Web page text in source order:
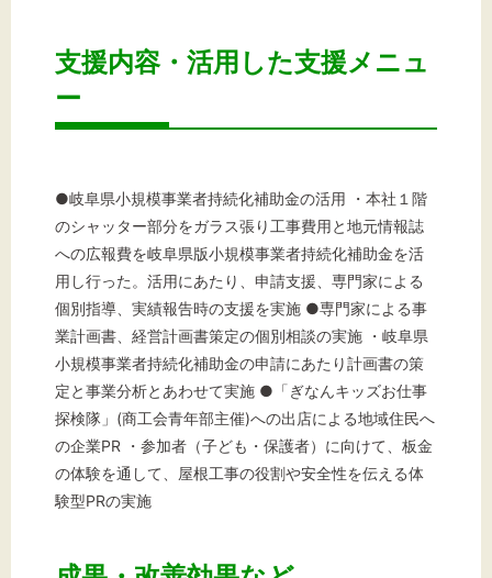
支援内容・活用した支援メニュ
ー
●岐阜県小規模事業者持続化補助金の活用 ・本社１階
のシャッター部分をガラス張り工事費用と地元情報誌
への広報費を岐阜県版小規模事業者持続化補助金を活
用し行った。活用にあたり、申請支援、専門家による
個別指導、実績報告時の支援を実施 ●専門家による事
業計画書、経営計画書策定の個別相談の実施 ・岐阜県
小規模事業者持続化補助金の申請にあたり計画書の策
定と事業分析とあわせて実施 ●「ぎなんキッズお仕事
探検隊」(商工会青年部主催)への出店による地域住民へ
の企業PR ・参加者（子ども・保護者）に向けて、板金
の体験を通して、屋根工事の役割や安全性を伝える体
験型PRの実施